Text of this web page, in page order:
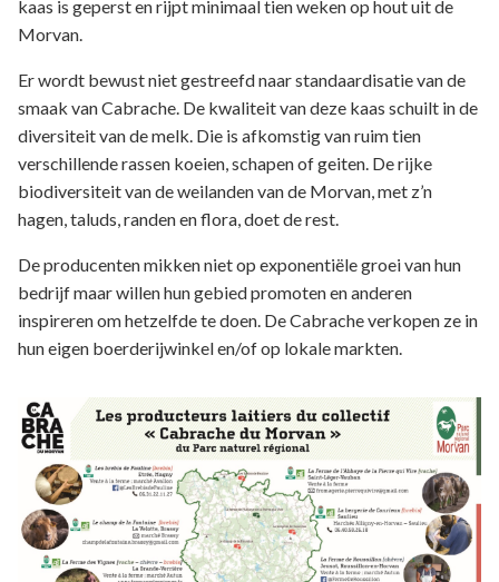
kaas is geperst en rijpt minimaal tien weken op hout uit de
Morvan.
Er wordt bewust niet gestreefd naar standaardisatie van de
smaak van Cabrache. De kwaliteit van deze kaas schuilt in de
diversiteit van de melk. Die is afkomstig van ruim tien
verschillende rassen koeien, schapen of geiten. De rijke
biodiversiteit van de weilanden van de Morvan, met z’n
hagen, taluds, randen en flora, doet de rest.
De producenten mikken niet op exponentiële groei van hun
bedrijf maar willen hun gebied promoten en anderen
inspireren om hetzelfde te doen. De Cabrache verkopen ze in
hun eigen boerderijwinkel en/of op lokale markten.